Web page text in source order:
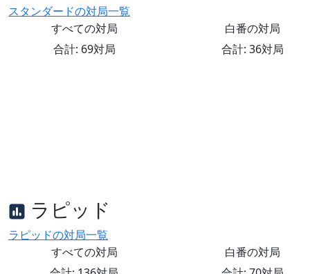
スタンダードの対局一覧
すべての対局
合計: 69対局
白番の対局
合計: 36対局
ラピッド
ラピッドの対局一覧
すべての対局
白番の対局